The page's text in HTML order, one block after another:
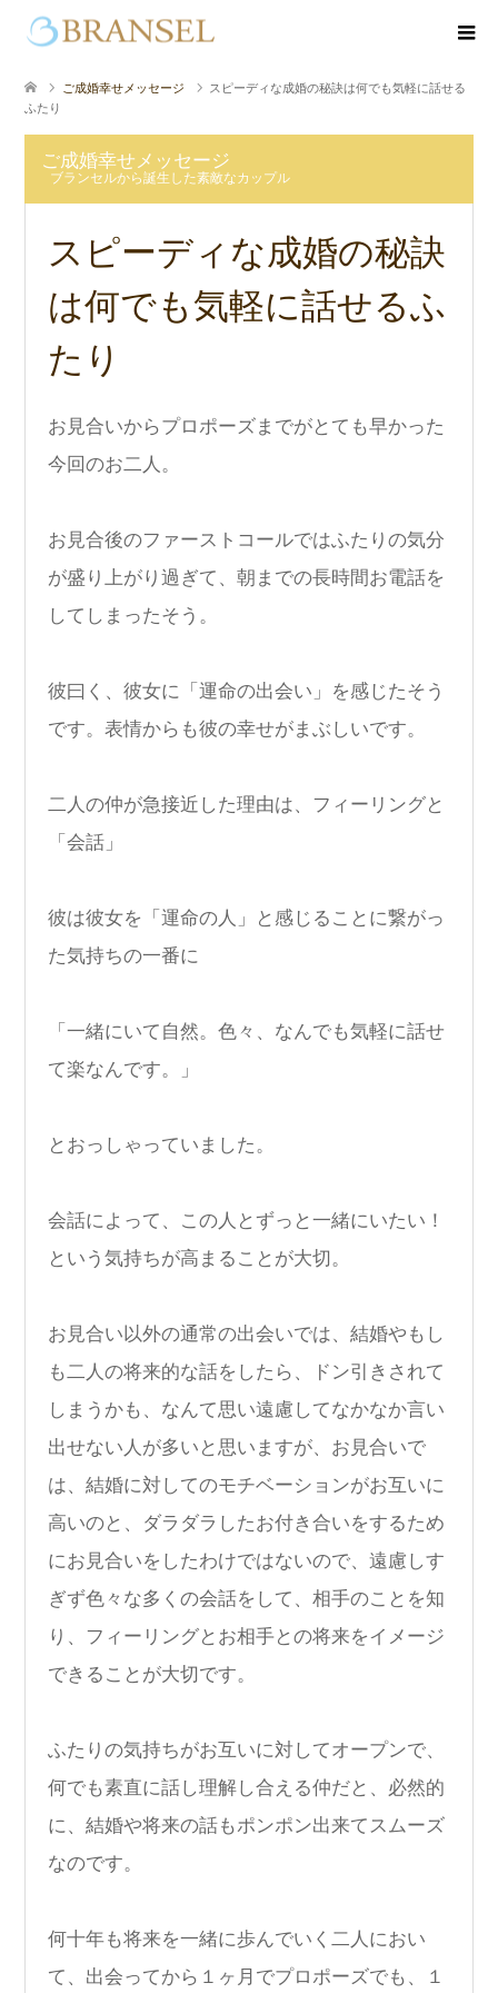
ご成婚幸せメッセージ
スピーディな成婚の秘訣は何でも気軽に話せる
ふたり
ご成婚幸せメッセージ
ブランセルから誕生した素敵なカップル
スピーディな成婚の秘訣
は何でも気軽に話せるふ
たり
お見合いからプロポーズまでがとても早かった
今回のお二人。
お見合後のファーストコールではふたりの気分
が盛り上がり過ぎて、朝までの長時間お電話を
してしまったそう。
彼曰く、彼女に「運命の出会い」を感じたそう
です。表情からも彼の幸せがまぶしいです。
二人の仲が急接近した理由は、フィーリングと
「会話」
彼は彼女を「運命の人」と感じることに繋がっ
た気持ちの一番に
「一緒にいて自然。色々、なんでも気軽に話せ
て楽なんです。」
とおっしゃっていました。
会話によって、この人とずっと一緒にいたい！
という気持ちが高まることが大切。
お見合い以外の通常の出会いでは、結婚やもし
も二人の将来的な話をしたら、ドン引きされて
しまうかも、なんて思い遠慮してなかなか言い
出せない人が多いと思いますが、お見合いで
は、結婚に対してのモチベーションがお互いに
高いのと、ダラダラしたお付き合いをするため
にお見合いをしたわけではないので、遠慮しす
ぎず色々な多くの会話をして、相手のことを知
り、フィーリングとお相手との将来をイメージ
できることが大切です。
ふたりの気持ちがお互いに対してオープンで、
何でも素直に話し理解し合える仲だと、必然的
に、結婚や将来の話もポンポン出来てスムーズ
なのです。
何十年も将来を一緒に歩んでいく二人におい
て、出会ってから１ヶ月でプロポーズでも、１